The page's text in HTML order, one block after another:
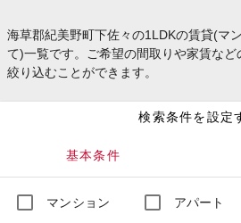
海草郡紀美野町下佐々の1LDKの賃貸(マ
て)一覧です。ご希望の間取りや家賃な
絞り込むことができます。
検索条件を設定
基本条件
マンション アパート